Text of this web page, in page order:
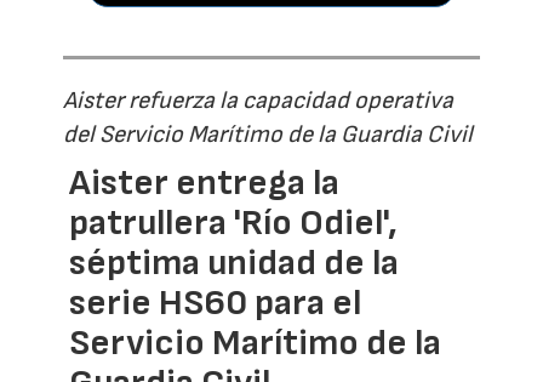
Aister refuerza la capacidad operativa
del Servicio Marítimo de la Guardia Civil
Aister entrega la
patrullera 'Río Odiel',
séptima unidad de la
serie HS60 para el
Servicio Marítimo de la